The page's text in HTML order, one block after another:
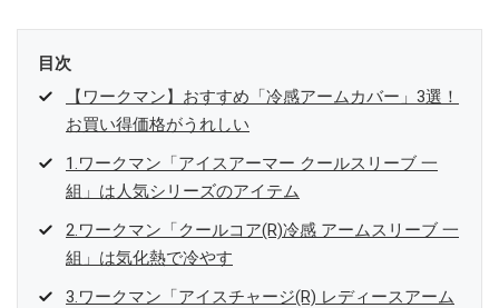
目次
【ワークマン】おすすめ「冷感アームカバー」3選！
お買い得価格がうれしい
1.ワークマン「アイスアーマー クールスリーブ 一
組」は人気シリーズのアイテム
2.ワークマン「クールコア(R)冷感 アームスリーブ 一
組」は気化熱で冷やす
3.ワークマン「アイスチャージ(R) レディースアーム